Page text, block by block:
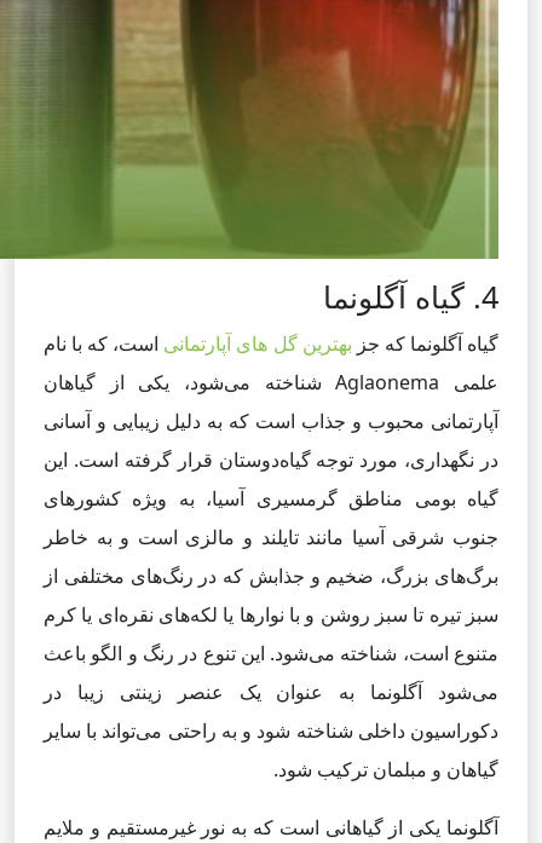
4. گیاه آگلونما
گیاه آگلونما که جز بهترین گل های آپارتمانی است، که با نام
علمی Aglaonema شناخته می‌شود، یکی از گیاهان
آپارتمانی محبوب و جذاب است که به دلیل زیبایی و آسانی
در نگهداری، مورد توجه گیاه‌دوستان قرار گرفته است. این
گیاه بومی مناطق گرمسیری آسیا، به ویژه کشورهای
جنوب شرقی آسیا مانند تایلند و مالزی است و به خاطر
برگ‌های بزرگ، ضخیم و جذابش که در رنگ‌های مختلفی از
سبز تیره تا سبز روشن و با نوارها یا لکه‌های نقره‌ای یا کرم
متنوع است، شناخته می‌شود. این تنوع در رنگ و الگو باعث
می‌شود آگلونما به عنوان یک عنصر زینتی زیبا در
دکوراسیون داخلی شناخته شود و به راحتی می‌تواند با سایر
گیاهان و مبلمان ترکیب شود.
آگلونما یکی از گیاهانی است که به نور غیرمستقیم و ملایم